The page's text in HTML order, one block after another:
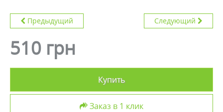
Предыдущий Следующий
510 грн
Купить
Заказ в 1 клик